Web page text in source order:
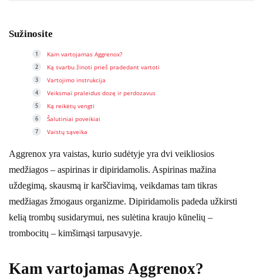
Sužinosite
Kam vartojamas Aggrenox?
Ką svarbu žinoti prieš pradedant vartoti
Vartojimo instrukcija
Veiksmai praleidus dozę ir perdozavus
Ką reikėtų vengti
Šalutiniai poveikiai
Vaistų sąveika
Aggrenox yra vaistas, kurio sudėtyje yra dvi veikliosios
medžiagos – aspirinas ir dipiridamolis. Aspirinas mažina
uždegimą, skausmą ir karščiavimą, veikdamas tam tikras
medžiagas žmogaus organizme. Dipiridamolis padeda užkirsti
kelią trombų susidarymui, nes sulėtina kraujo kūnelių –
trombocitų – kimšimąsi tarpusavyje.
Kam vartojamas Aggrenox?